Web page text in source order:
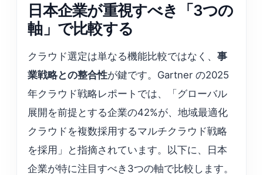
日本企業が重視すべき「3つの
軸」で比較する
クラウド選定は単なる機能比較ではなく、事
業戦略との整合性が鍵です。Gartner の2025
年クラウド戦略レポートでは、「グローバル
展開を前提とする企業の42%が、地域最適化
クラウドを複数採用するマルチクラウド戦略
を採用」と指摘されています。以下に、日本
企業が特に注目すべき3つの軸で比較します。